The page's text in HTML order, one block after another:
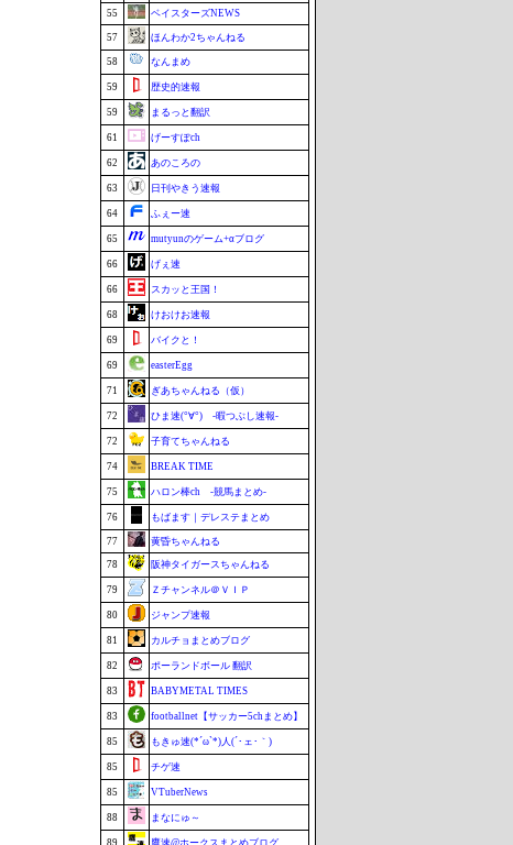
55 ベイスターズNEWS
57 ほんわか2ちゃんねる
58 なんまめ
59 歴史的速報
59 まるっと翻訳
61 げーすぽch
62 あのころの
63 日刊やきう速報
64 ふぇー速
65 mutyunのゲーム+αブログ
66 げぇ速
66 スカッと王国！
68 けおけお速報
69 バイクと！
69 easterEgg
71 ぎあちゃんねる（仮）
72 ひま速(°∀°) -暇つぶし速報-
72 子育てちゃんねる
74 BREAK TIME
75 ハロン棒ch -競馬まとめ-
76 もばます｜デレステまとめ
77 黄昏ちゃんねる
78 阪神タイガースちゃんねる
79 Ｚチャンネル＠ＶＩＰ
80 ジャンプ速報
81 カルチョまとめブログ
82 ポーランドボール 翻訳
83 BABYMETAL TIMES
83 footballnet【サッカー5chまとめ】
85 もきゅ速(*´ω`*)人(´･ェ･｀)
85 チゲ速
85 VTuberNews
88 まなにゅ～
89 鷹速@ホークスまとめブログ